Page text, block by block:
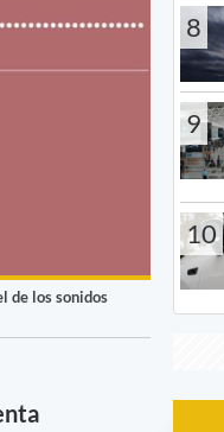
de los sonidos
8
9
10